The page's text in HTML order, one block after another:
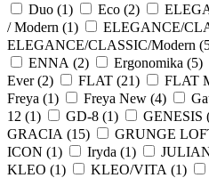
Duo (1) Eco (2)
/ Modern (1) ELEGANCE/
ELEGANCE/CLASSIC/Modern (
ENNA (2) Ergonomika (5)
Ever (2) FLAT (21) FLAT
Freya (1) Freya New (4)
12 (1) GD-8 (1) GENESIS
GRACIA (15) GRUNGE
ICON (1) Iryda (1)
KLEO (1) KLEO/VITA (1)